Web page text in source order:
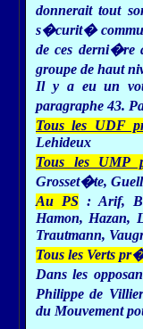
donnerait tout
s�curit�
de ces derni�re
groupe de haut
Il y a eu un
paragraphe 43.
Tous les UDF
Lehideux
Tous les UMP
Grosset�te,
Au PS : Arif,
Hamon, Hazan,
Trautmann,
Tous les Verts
Dans les
Philippe de
du Mouvement